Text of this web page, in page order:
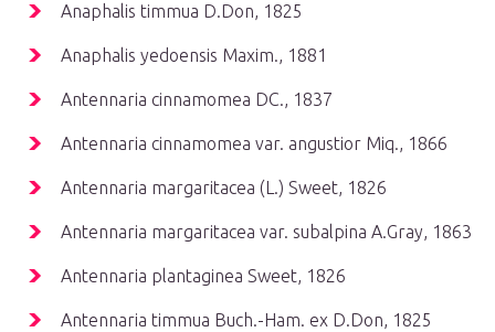
Anaphalis timmua D.Don, 1825
Anaphalis yedoensis Maxim., 1881
Antennaria cinnamomea DC., 1837
Antennaria cinnamomea var. angustior Miq., 1866
Antennaria margaritacea (L.) Sweet, 1826
Antennaria margaritacea var. subalpina A.Gray, 1863
Antennaria plantaginea Sweet, 1826
Antennaria timmua Buch.-Ham. ex D.Don, 1825